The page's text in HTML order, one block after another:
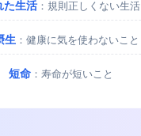
た生活 ：規則正しくない生活
生 ：健康に気を使わないこと
短命 ：寿命が短いこと